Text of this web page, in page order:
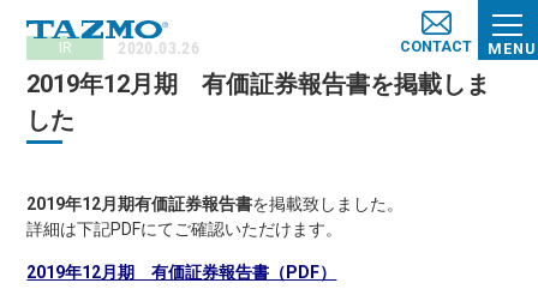
MENU
CONTACT
IR 2020.03.26
2019年12月期 有価証券報告書を掲載しま
した
2019年12月期有価証券報告書を掲載致しました。
詳細は下記PDFにてご確認いただけます。
2019年12月期 有価証券報告書（PDF）